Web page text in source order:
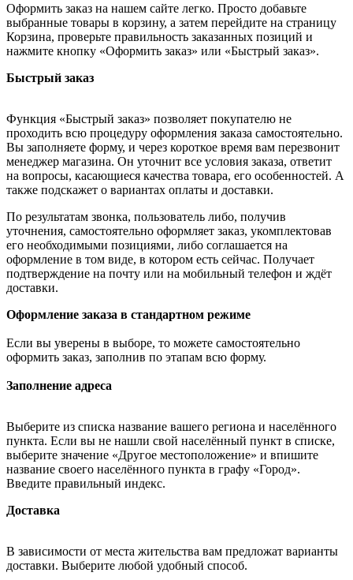
Оформить заказ на нашем сайте легко. Просто добавьте
выбранные товары в корзину, а затем перейдите на страницу
Корзина, проверьте правильность заказанных позиций и
нажмите кнопку «Оформить заказ» или «Быстрый заказ».
Быстрый заказ
Функция «Быстрый заказ» позволяет покупателю не
проходить всю процедуру оформления заказа самостоятельно.
Вы заполняете форму, и через короткое время вам перезвонит
менеджер магазина. Он уточнит все условия заказа, ответит
на вопросы, касающиеся качества товара, его особенностей. А
также подскажет о вариантах оплаты и доставки.
По результатам звонка, пользователь либо, получив
уточнения, самостоятельно оформляет заказ, укомплектовав
его необходимыми позициями, либо соглашается на
оформление в том виде, в котором есть сейчас. Получает
подтверждение на почту или на мобильный телефон и ждёт
доставки.
Оформление заказа в стандартном режиме
Если вы уверены в выборе, то можете самостоятельно
оформить заказ, заполнив по этапам всю форму.
Заполнение адреса
Выберите из списка название вашего региона и населённого
пункта. Если вы не нашли свой населённый пункт в списке,
выберите значение «Другое местоположение» и впишите
название своего населённого пункта в графу «Город».
Введите правильный индекс.
Доставка
В зависимости от места жительства вам предложат варианты
доставки. Выберите любой удобный способ.